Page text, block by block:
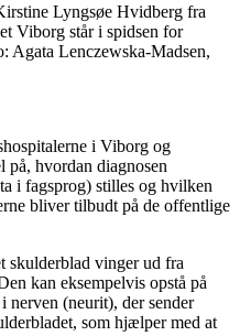
Lyngsøe Hvidberg fra
Viborg står i spidsen for
Agata Lenczewska-Madsen,
i Viborg og
på, hvordan diagnosen
i fagsprog) stilles og hvilken
bliver tilbudt på de offentlige
skulderblad vinger ud fra
kan eksempelvis opstå på
nerven (neurit), der sender
som hjælper med at